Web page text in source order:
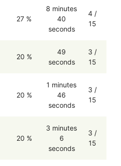
27 %
8 minutes
40
seconds
4 /
15
20 %
49
seconds
3 /
15
20 %
1 minutes
46
seconds
3 /
15
20 %
3 minutes
6
seconds
3 /
15